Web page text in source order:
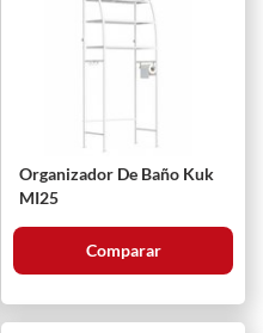
Organizador De Baño Kuk
MI25
Comparar